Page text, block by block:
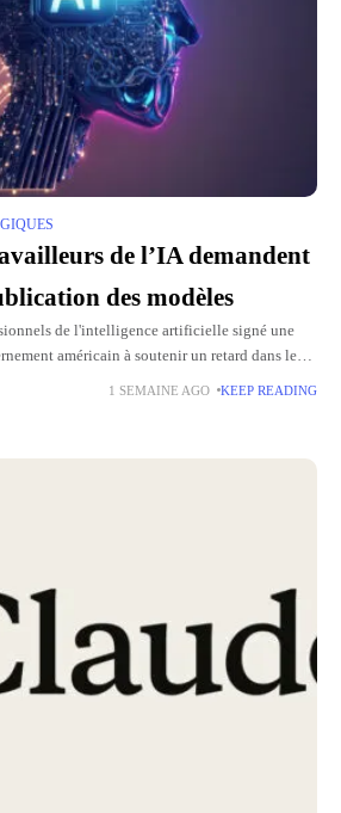
de l’IA demandent
des modèles
de l'intelligence artificielle signé une
américain à soutenir un retard dans le
d’IA les plus avancés. Cette mobilisation
1 SEMAINE AGO KEEP READING